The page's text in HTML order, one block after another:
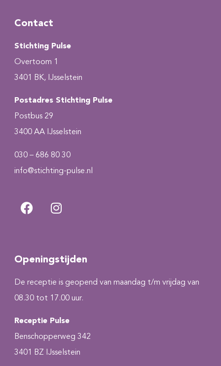
Contact
Stichting Pulse
Overtoom 1
3401 BK, IJsselstein
Postadres Stichting Pulse
Postbus 29
3400 AA IJsselstein
030 – 686 80 30
info@stichting-pulse.nl
Openingstijden
De receptie is geopend van maandag t/m vrijdag van
08.30 tot 17.00 uur.
Receptie Pulse
Benschopperweg 342
3401 BZ IJsselstein